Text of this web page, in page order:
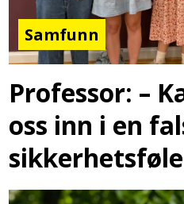
Samfunn
Professor: –
oss inn i en